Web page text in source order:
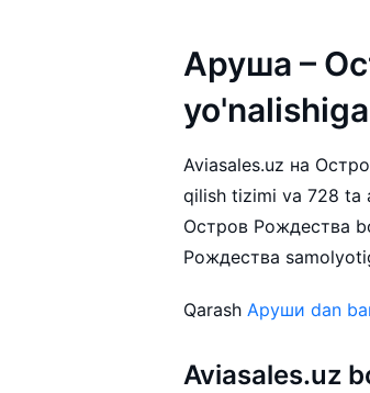
Аруша –
Aviasales.uz на
qilish tizimi va 728 ta
Остров Рождества
Рождества
QarashАруши dan
Aviasales.uz